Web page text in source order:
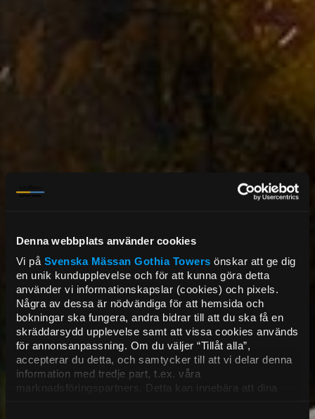
Denna webbplats använder cookies
Vi på Svenska Mässan Gothia Towersönskar att ge dig
en unik kundupplevelse och för att kunna göra detta
använder vi informationskapslar (cookies) och pixels.
Några av dessa är nödvändiga för att hemsida och
bokningar ska fungera, andra bidrar till att du ska få en
skräddarsydd upplevelse samt att vissa cookies används
för annonsanpassning. Om du väljer “Tillåt alla”,
accepterar du detta, och samtycker till att vi delar denna
information med tredje part, t.ex. våra
marknadsföringspartners. Detta kan innebära att dina